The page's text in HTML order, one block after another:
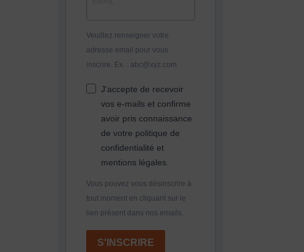
Veuillez renseigner votre
adresse email pour vous
inscrire. Ex. : abc@xyz.com
J'accepte de recevoir
vos e-mails et confirme
avoir pris connaissance
de votre politique de
confidentialité et
mentions légales.
Vous pouvez vous désinscrire à
tout moment en cliquant sur le
lien présent dans nos emails.
S'INSCRIRE